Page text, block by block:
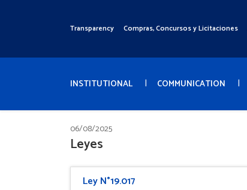
Menú
Transparency Compras, Concursos y Licitaciones
Menú
INSTITUTIONAL COMMUNICATION
06/08/2025
Leyes
Ley N°19.017